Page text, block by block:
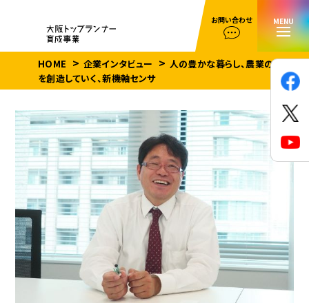
お問い合わせ MENU
HOME 企業インタビュー
人の豊かな暮らし、農業の未来
を創造していく、新機軸センサ